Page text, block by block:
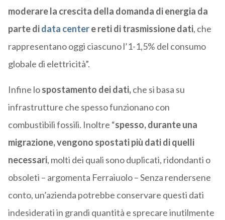
moderare la crescita della domanda di energia da
parte didata centere reti di trasmissione dati, che
rappresentano oggi ciascuno l’1-1,5% del consumo
globale di elettricità”.
Infine lospostamento dei dati,che si basa su
infrastrutture che spesso funzionano con
combustibili fossili. Inoltre “spesso, durante una
migrazione, vengono spostati più dati di quelli
necessari, molti dei quali sono duplicati, ridondanti o
obsoleti – argomenta Ferraiuolo – Senza rendersene
conto, un’azienda potrebbe conservare questi dati
indesiderati in grandi quantità e sprecare inutilmente